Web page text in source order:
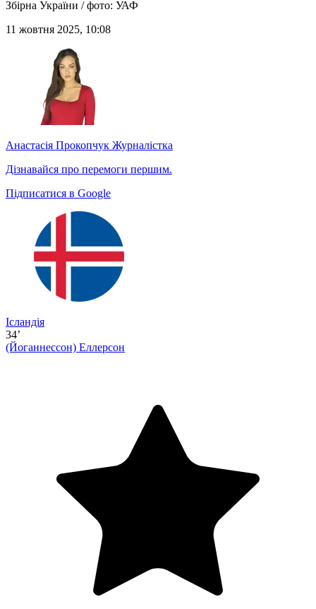
Збірна України / фото: УАФ
11 жовтня 2025, 10:08
Анастасія Прокопчук Журналістка
Дізнавайся про перемоги першим.
Підписатися в Google
Ісландія
34’
(Йоганнессон) Еллерсон